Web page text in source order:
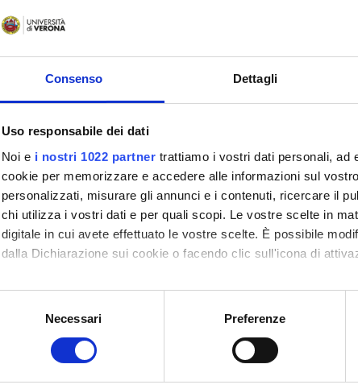
Consenso Dettagli
Uso responsabile dei dati
Noi e i nostri 1022 partner trattiamo i vostri dati personali, ad
cookie per memorizzare e accedere alle informazioni sul
personalizzati, misurare gli annunci e i contenuti, ricercare il
chi utilizza i vostri dati e per quali scopi. Le vostre scelte in
digitale in cui avete effettuato le vostre scelte. È possibile
dalla Dichiarazione sui cookie o facendo clic sull'icona di
Con il tuo consenso, vorremmo anche:
raccogliere informazioni sulla tua posizione
digitali).
Necessari Preferenze
ISBN:
contenuti:
Il libro
Id prodotto:
121796
Handle IRIS:
11562/
ultima modifica:
4
Citazione bibliografica:
Rizza,
Consulta la scheda completa presente